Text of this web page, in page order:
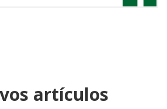
artículos